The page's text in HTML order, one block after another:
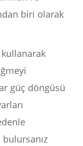
biri olarak
kullanarak
güç döngüsü